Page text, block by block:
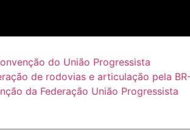
do União Progressista
de rodovias e articulação pela
da Federação União Progressista